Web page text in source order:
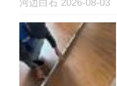
河边白石 2026-08-03